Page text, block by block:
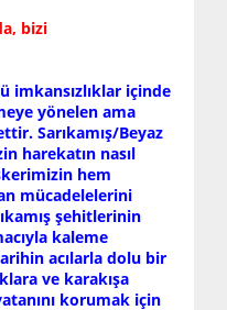
bizi
imkansızlıklar içinde
yönelen ama
Sarıkamış/Beyaz
harekatın nasıl
hem
mücadelelerini
şehitlerinin
kaleme
acılarla dolu bir
ve karakışa
korumak için